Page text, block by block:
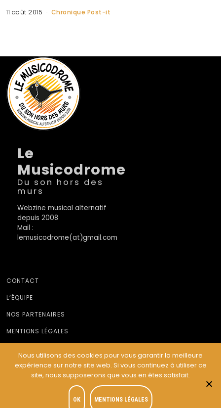
11 août 2015 Chronique Post-it
Le
Musicodrome
Du son hors des
murs
Webzine musical alternatif
depuis 2008
Mail :
lemusicodrome(at)gmail.com
CONTACT
L’ÉQUIPE
NOS PARTENAIRES
MENTIONS LÉGALES
© Le Musicodrome 2022 - Webdesign :Cereal Concept
Nous utilisons des cookies pour vous garantir la meilleure
expérience sur notre site web. Si vous continuez à utiliser ce
site, nous supposerons que vous en êtes satisfait.
OK MENTIONS LÉGALES